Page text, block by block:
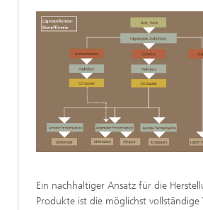
Ein nachhaltiger Ansatz für die
Produkte ist die möglichst